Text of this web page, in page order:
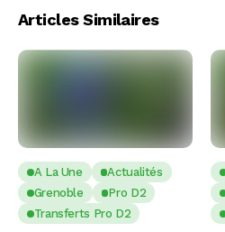
Articles Similaires
A La Une
Actualités
Grenoble
Pro D2
Transferts Pro D2